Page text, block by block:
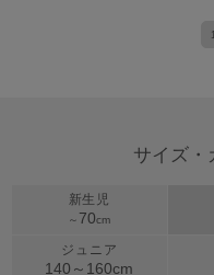
1
サイズ・
新生児
～ 70cm
ジュニア
140～ 160cm